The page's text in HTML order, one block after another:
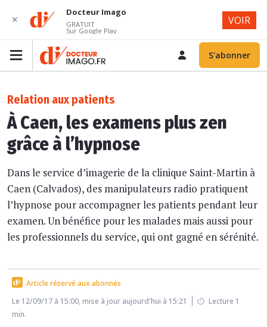
S'abonner
Relation aux patients
À Caen, les examens plus zen
grâce à l’hypnose
Dans le service d’imagerie de la clinique Saint-Martin à
Caen (Calvados), des manipulateurs radio pratiquent
l’hypnose pour accompagner les patients pendant leur
examen. Un bénéfice pour les malades mais aussi pour
les professionnels du service, qui ont gagné en sérénité.
Article réservé aux abonnés
Le 12/09/17 à 15:00, mise à jour aujourd'hui à 15:21
Lecture 1
min.
✕
Docteur Imago
GRATUIT
Sur Google Play
VOIR